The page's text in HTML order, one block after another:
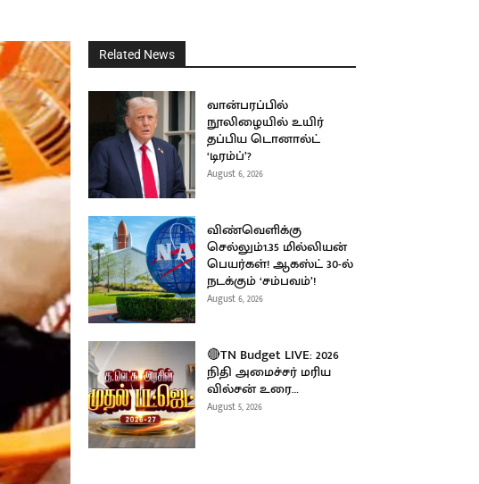
Related News
வான்பரப்பில்
நூலிழையில் உயிர்
தப்பிய டொனால்ட்
‘டிரம்ப்’?
August 6, 2026
விண்வெளிக்கு
செல்லும்1.35 மில்லியன்
பெயர்கள்! ஆகஸ்ட் 30-ல்
நடக்கும் ‘சம்பவம்’!
August 6, 2026
🔴TN Budget LIVE: 2026
நிதி அமைச்சர் மரிய
வில்சன் உரை…
August 5, 2026